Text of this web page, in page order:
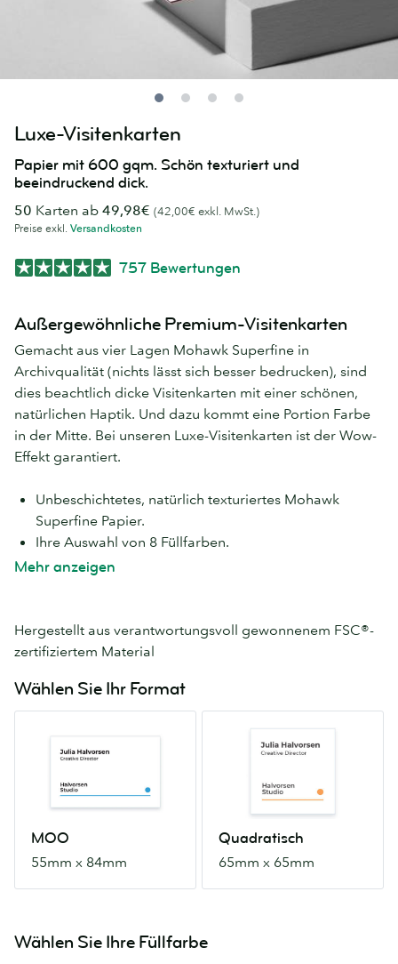
Luxe-Visitenkarten
Papier mit 600 gqm. Schön texturiert und
beeindruckend dick.
50 Karten ab 49,98€ (42,00€ exkl. MwSt.)
Preise exkl. Versandkosten
757 Bewertungen
Außergewöhnliche Premium-Visitenkarten
Gemacht aus vier Lagen Mohawk Superfine in
Archivqualität (nichts lässt sich besser bedrucken), sind
dies beachtlich dicke Visitenkarten mit einer schönen,
natürlichen Haptik. Und dazu kommt eine Portion Farbe
in der Mitte. Bei unseren Luxe-Visitenkarten ist der Wow-
Effekt garantiert.
Unbeschichtetes, natürlich texturiertes Mohawk
Superfine Papier.
Ihre Auswahl von 8 Füllfarben.
600 gqm Papier (doppelte Dicke, für extra Eindruck).
Mehr anzeigen
Hergestellt aus verantwortungsvoll gewonnenem FSC®-
zertifiziertem Material
Wählen Sie Ihr Format
MOO
55mm x 84mm
Quadratisch
65mm x 65mm
Wählen Sie Ihre Füllfarbe